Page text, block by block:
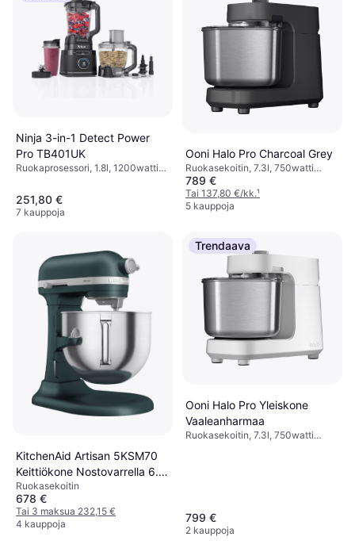
Ninja 3-in-1 Detect Power
Pro TB401UK
Ruokaprosessori, 1.8l, 1200watti
Valaistus, BPA-vapaa,
Turbo-/Pulssitoiminto,
Ajastustoiminto,
251,80 €
7 kauppoja
Ooni Halo Pro Charcoal Grey
Ruokasekoitin, 7.3l, 750watti
Roiskeensuoja, Ajastustoiminto,
Astianpesukoneenkestävät Osat,
Näyttö
789 €
Tai 137,80 €/kk.¹
5 kauppoja
KitchenAid Artisan 5KSM70
Keittiökone Nostovarrella 6.6
L
Ruokasekoitin
678 €
Tai 3 maksua 232,15 €
4 kauppoja
Trendaava
Ooni Halo Pro Yleiskone
Vaaleanharmaa
Ruokasekoitin, 7.3l, 750watti
799 €
2 kauppoja